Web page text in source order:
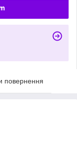
повернення